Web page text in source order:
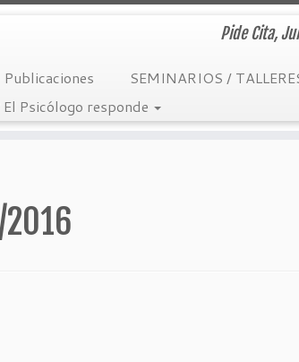
Pide Cita,
Publicaciones
SEMINARIOS /
El Psicólogo responde